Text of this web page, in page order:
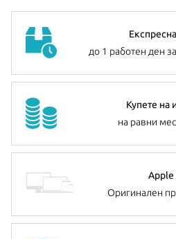
EAN: 195950105711
Анонсиран:
Март 2025
Допълнителна информация:
до 1 работен ден
Купете на
на равни
Apple
Оригинален